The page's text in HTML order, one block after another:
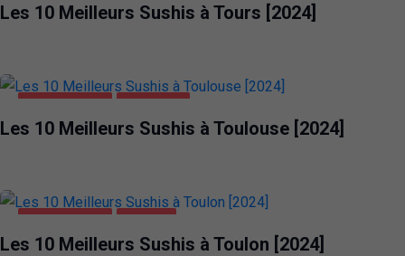
Les 10 Meilleurs Sushis à Tours [2024]
Les 10 Meilleurs Sushis à Toulouse [2024]
Les 10 Meilleurs Sushis à Toulon [2024]